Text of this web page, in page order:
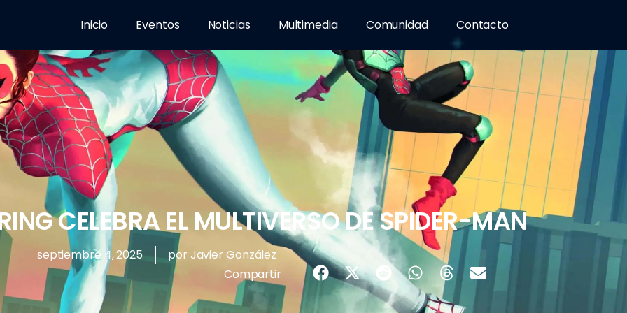
Inicio Eventos Noticias Multimedia Comunidad Contacto
CELEBRA EL MULTIVERSO DE SPIDER-MAN
septiembre 4, 2025 por Javier González
Compartir